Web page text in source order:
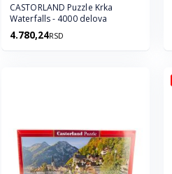
CASTORLAND Puzzle Krka
Waterfalls - 4000 delova
4.780,24RSD